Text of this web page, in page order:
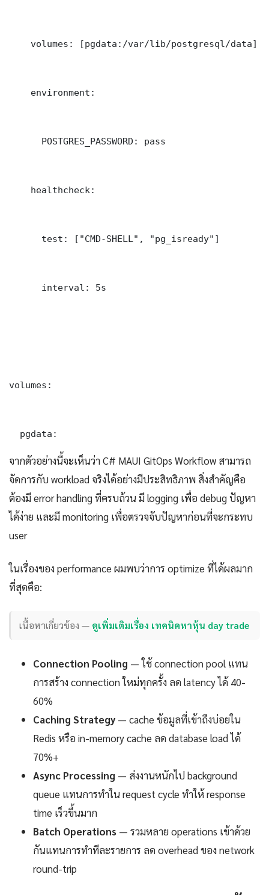
    volumes: [pgdata:/var/lib/postgresql/data]
    environment:
      POSTGRES_PASSWORD: pass
    healthcheck:
      test: ["CMD-SHELL", "pg_isready"]
      interval: 5s
volumes:
  pgdata:
จากตัวอย่างนี้จะเห็นว่า C# MAUI GitOps Workflow สามารถ
จัดการกับ workload จริงได้อย่างมีประสิทธิภาพ สิ่งสำคัญคือ
ต้องมี error handling ที่ครบถ้วน มี logging เพื่อ debug ปัญหา
ได้ง่าย และมี monitoring เพื่อตรวจจับปัญหาก่อนที่จะกระทบ
user
ในเรื่องของ performance ผมพบว่าการ optimize ที่ได้ผลมาก
ที่สุดคือ:
เนื้อหาเกี่ยวข้อง — ดูเพิ่มเติมเรื่อง เทคนิคหาหุ้น day trade
Connection Pooling — ใช้ connection pool แทน
การสร้าง connection ใหม่ทุกครั้ง ลด latency ได้ 40-
60%
Caching Strategy — cache ข้อมูลที่เข้าถึงบ่อยใน
Redis หรือ in-memory cache ลด database load ได้
70%+
Async Processing — ส่งงานหนักไป background
queue แทนการทำใน request cycle ทำให้ response
time เร็วขึ้นมาก
Batch Operations — รวมหลาย operations เข้าด้วย
กันแทนการทำทีละรายการ ลด overhead ของ network
round-trip